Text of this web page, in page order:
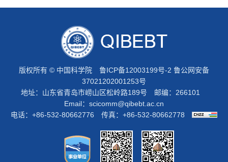
版权所有 © 中国科学院 鲁ICP备12003199号-2 鲁公网安备
37021202001253号
地址：山东省青岛市崂山区松岭路189号 邮编：266101
Email： scicomm@qibebt.ac.cn
电话：+86-532-80662776 传真：+86-532-80662778